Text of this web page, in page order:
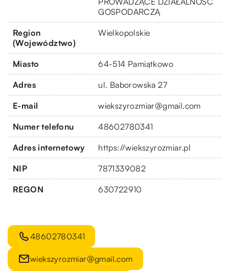
GOSPODARCZĄ
Region
(Województwo)
Wielkopolskie
Miasto 64-514 Pamiątkowo
Adres ul. Baborowska 27
E-mail wiekszyrozmiar@gmail.com
Numer telefonu 48602780341
Adres internetowy https://wiekszyrozmiar.pl
NIP 7871339082
REGON 630722910
48602780341
wiekszyrozmiar@gmail.com